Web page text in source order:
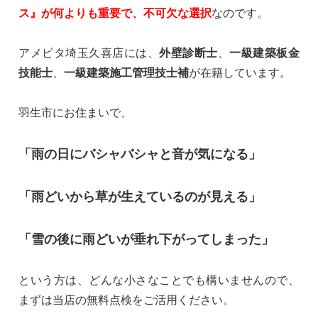
ス』が何よりも重要で、不可欠な選択なのです。
アメピタ埼玉久喜店には、外壁診断士 、一級建築板金
技能士
一級建築施工管理技士補が在籍しています。
羽生市にお住まいで、
「雨の日にバシャバシャと音が気になる」
「雨どいから草が生えているのが見える」
「雪の後に雨どいが垂れ下がってしまった」
という方は、どんな小さなことでも構いませんので、
まずは当店の無料点検をご活用ください。